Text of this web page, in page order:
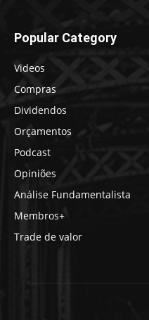
Popular Category
Videos
Compras
Dividendos
Orçamentos
Podcast
Opiniões
Análise Fundamentalista
Membros+
Trade de valor